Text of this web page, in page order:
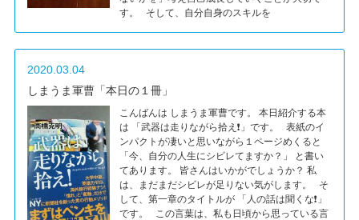
す。 そして、自分自身のスキルを
2020.03.04
しまうま軍曹「本日の１冊」
こんばんは しまうま軍曹です。 本日紹介する本
は 「武器は走りながら拾え❗」です。 表紙のイ
ンパクトが凄いと思いながら１ページめくると
「今、自分の人生にシビレてますか？」 と書い
てあります。 皆さんはいかがでしょうか？ 私
は、まだまだシビレが足りない気がします。 そ
して、第一章のタイトルが 「人の話は聞くな❗」
です。 この言葉は、私も日頃から思っている言